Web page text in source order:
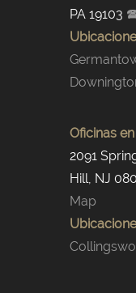
PA 19103
Oficinas
2091
Hill, NJ
Map